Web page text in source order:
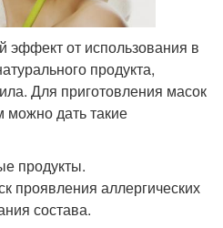
от использования в
продукта,
Для приготовления масок
дать такие
продукты.
проявления аллергических
состава.